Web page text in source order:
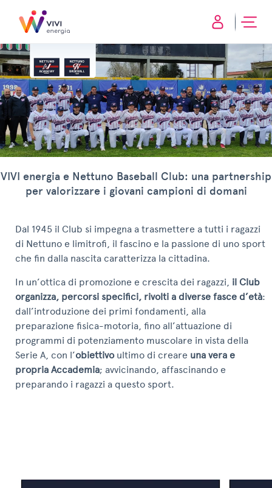
VIVI energia e Nettuno Baseball Club: una partnership
per valorizzare i giovani campioni di domani
Dal 1945 il Club si impegna a trasmettere a tutti i ragazzi
di Nettuno e limitrofi, il fascino e la passione di uno sport
che fin dalla nascita caratterizza la cittadina.
In un’ottica di promozione e crescita dei ragazzi, il Club
organizza, percorsi specifici, rivolti a diverse fasce d’età:
dall’introduzione dei primi fondamenti, alla
preparazione fisica-motoria, fino all’attuazione di
programmi di potenziamento muscolare in vista della
Serie A, con l’obiettivoultimo di creare una vera e
propria Accademia; avvicinando, affascinando e
preparando i ragazzi a questo sport.